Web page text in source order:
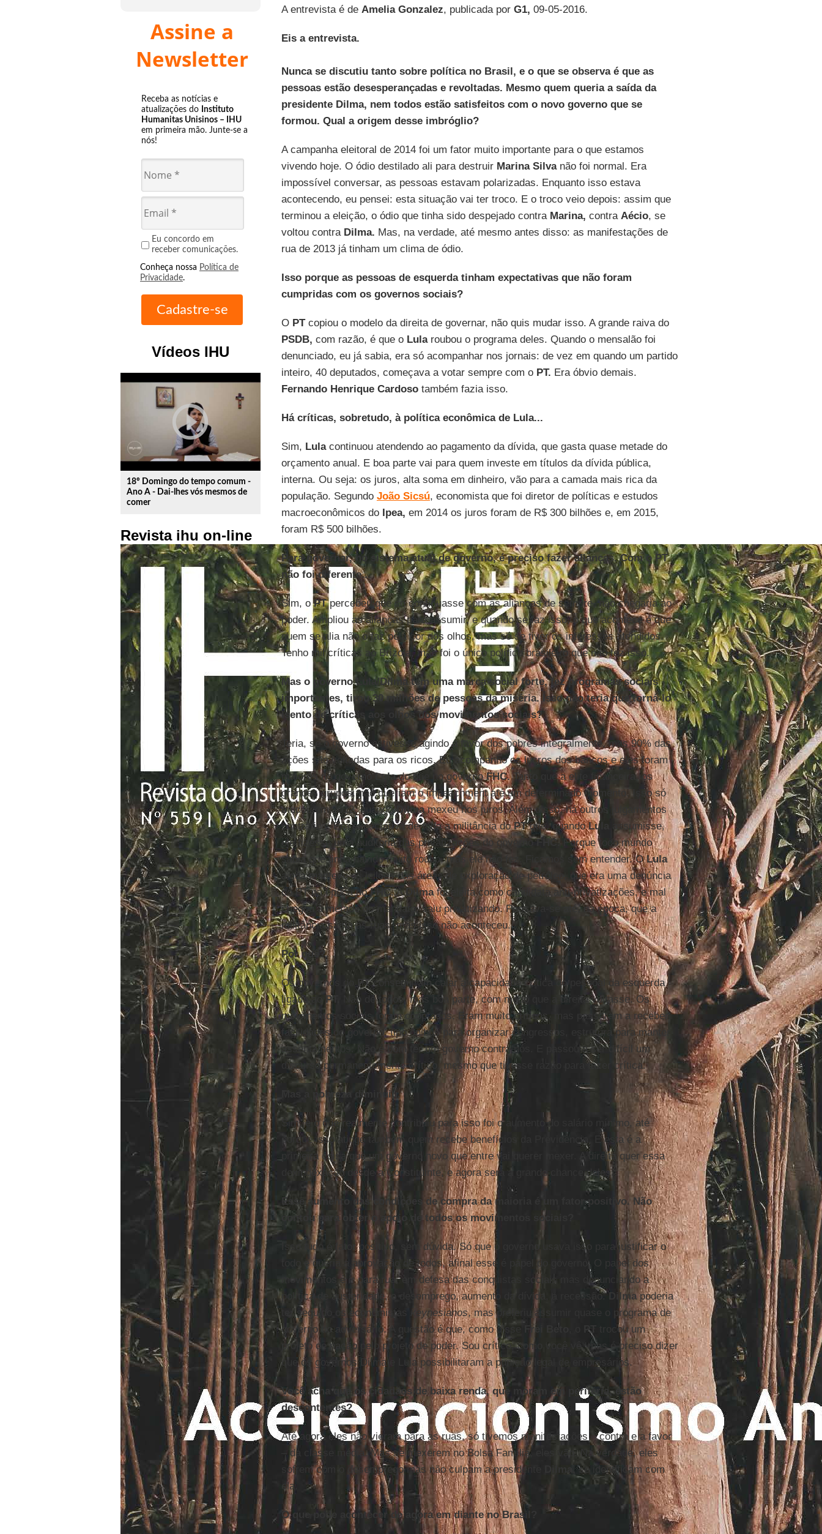
Assine a
Newsletter
Receba as notícias e
atualizações do Instituto
Humanitas Unisinos – IHU
em primeira mão. Junte-se a
nós!
Eu concordo em
receber comunicações.
Conheça nossa Política de
Privacidade.
Vídeos IHU
play_circle_outline
18º Domingo do tempo comum -
Ano A - Dai-lhes vós mesmos de
comer
Revista ihu on-line
A entrevista é de Amelia Gonzalez, publicada por G1, 09-05-2016.
Eis a entrevista.
Nunca se discutiu tanto sobre política no Brasil, e o que se observa é que as
pessoas estão desesperançadas e revoltadas. Mesmo quem queria a saída da
presidente Dilma, nem todos estão satisfeitos com o novo governo que se
formou. Qual a origem desse imbróglio?
A campanha eleitoral de 2014 foi um fator muito importante para o que estamos
vivendo hoje. O ódio destilado ali para destruir Marina Silvanão foi normal. Era
impossível conversar, as pessoas estavam polarizadas. Enquanto isso estava
acontecendo, eu pensei: esta situação vai ter troco. E o troco veio depois: assim que
terminou a eleição, o ódio que tinha sido despejado contra Marina, contra Aécio, se
voltou contra Dilma. Mas, na verdade, até mesmo antes disso: as manifestações de
rua de 2013 já tinham um clima de ódio.
Isso porque as pessoas de esquerda tinham expectativas que não foram
cumpridas com os governos sociais?
O PTcopiou o modelo da direita de governar, não quis mudar isso. A grande raiva do
PSDB, com razão, é que o Lularoubou o programa deles. Quando o mensalão foi
denunciado, eu já sabia, era só acompanhar nos jornais: de vez em quando um partido
inteiro, 40 deputados, começava a votar sempre com o PT. Era óbvio demais.
Fernando Henrique Cardosotambém fazia isso.
Há críticas, sobretudo, à política econômica de Lula...
Sim, Lulacontinuou atendendo ao pagamento da dívida, que gasta quase metade do
orçamento anual. E boa parte vai para quem investe em títulos da dívida pública,
interna. Ou seja: os juros, alta soma em dinheiro, vão para a camada mais rica da
população. Segundo João Sicsú, economista que foi diretor de políticas e estudos
macroeconômicos do Ipea, em 2014 os juros foram de R$ 300 bilhões e, em 2015,
foram R$ 500 bilhões.
Para governar, no sistema atual de governo, é preciso fazer alianças. Com o PT
não foi diferente...
Sim, oPTpercebeu que se continuasse com as alianças de sempre, não chegaria ao
poder. Ampliou as alianças para assumir, e quando se faz isso, o que acontece é que
quem se alia não o faz pela cor dos olhos, mas só se tiver os interesses atendidos.
Tenho mil críticas ao Brizola, mas foi o único político brasileiro que não fez isso.
Mas o governo Lula/Dilma tem uma marca social forte, fez programas sociais
importantes, tirou 30 milhões de pessoas da miséria. Isso não teria que torná-lo
isento de críticas aos olhos dos movimentos sociais?
Teria, se o governo estivesse agindo a favor dos pobres integralmente, mas 90% das
ações são voltadas para os ricos. Eu acompanho os lucros dos bancos e eles foram
maiores no governoLulado que no governoFHC.Tanto que a elite financeira, os
grandes grupos, não queriam o impeachment até um determinado momento. Isso só
mudou em 2012, quandoDilmamexeu nos juros. Além disso, há outros julgamentos
contrários. Era expectativa de toda a militância doPTque, quandoLula
assumisse,
ele fizesse uma auditoria das privatizações do governoFHC.
Porque todo mundo
sabia que tinha havido muito roubo, mas ele não fez. Ficamos sem entender. OLula
ainda manteve os leilões das áreas de exploração de petróleo, que era uma denúncia
do PT na época doFHC.ADilmafoi eleita como candidata anti-privatizações, e mal
chegou à metade do mandato, saiu privatizando. Pensava-se até, na época, que a
militância sairia às ruas, mas isso não aconteceu.
Por quê?
Os governos do PTconseguiram calar a capacidade crítica do pessoal da esquerda
ligada ao
PT.
Não de todos, mas boa parte, com medo que a direita voltasse. Os
movimentos sociais foram cooptados. Eram muito críticos, mas passaram a receber
facilidades do governo, tipo ônibus para organizar congressos, estrutura para manter
assentamentos. Não é bom ter um governo contra nós. E passou a ser difícil um
discurso permanentemente crítico, mesmo que tivesse razão para fazer crítica.
Mas a pobreza diminuiu.
Sim, e o que realmente contribuiu para isso foi o aumento do salário mínimo, até
porque isso atinge também quem recebe benefícios da Previdência. E esta é a
primeira coisa que um governo novo que entre vai querer mexer. A direita quer essa
dexindexação desde a Constituinte, e agora será a grande chance deles.
Esse aumento das condições de compra da maioria é um fator positivo. Não
contou para obter o apoio de todos os movimentos sociais?
Isso tudo é fator positivo, sem dúvida. Só que o governo usava isso para justificar o
todo e queria a aprovação de todos, afinal esse é papel do governo. O papel dos
movimentos é ir para rua, em defesa das conquistas sociais mas denunciando a
política de austeridade, o desemprego, aumento da dívida, a recessão.Dilmapoderia
ter seguido os economistas
keynesianos, mas preferiu assumir quase o programa de
governo do adversário. A questão é que, como disse
Frei Beto PT
trocou um
projeto de nação pelo projeto de poder. Sou crítico, como você vê, mas é preciso dizer
que os governos Dilma e Lula possibilitaram a punição legal de empresários.
Você acha que os cidadãos de baixa renda, que moram em periferia, estão
descontentes?
Até agora eles não vieram para as ruas, só tivemos manifestações – contra e a favor
– da classe média. Mas se mexerem no Bolsa Família, eles vão. Na verdade, eles
sofrem com o desemprego mas não culpam a presidente
se identificam com
ela.
O que pode acontecer de agora em diante no Brasil?